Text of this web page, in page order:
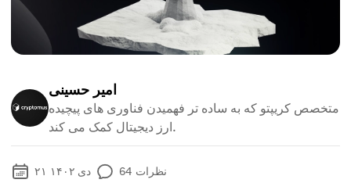
امیر حسینی
متخصص کریپتو که به ساده تر فهمیدن فناوری های پیچیده
ارز دیجیتال کمک می کند.
۲۱ دی ۱۴۰۲ 64 نظرات